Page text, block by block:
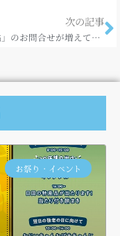
次の記事
名物「鮎」のお問合せが増えてきております。
お祭り・イベント